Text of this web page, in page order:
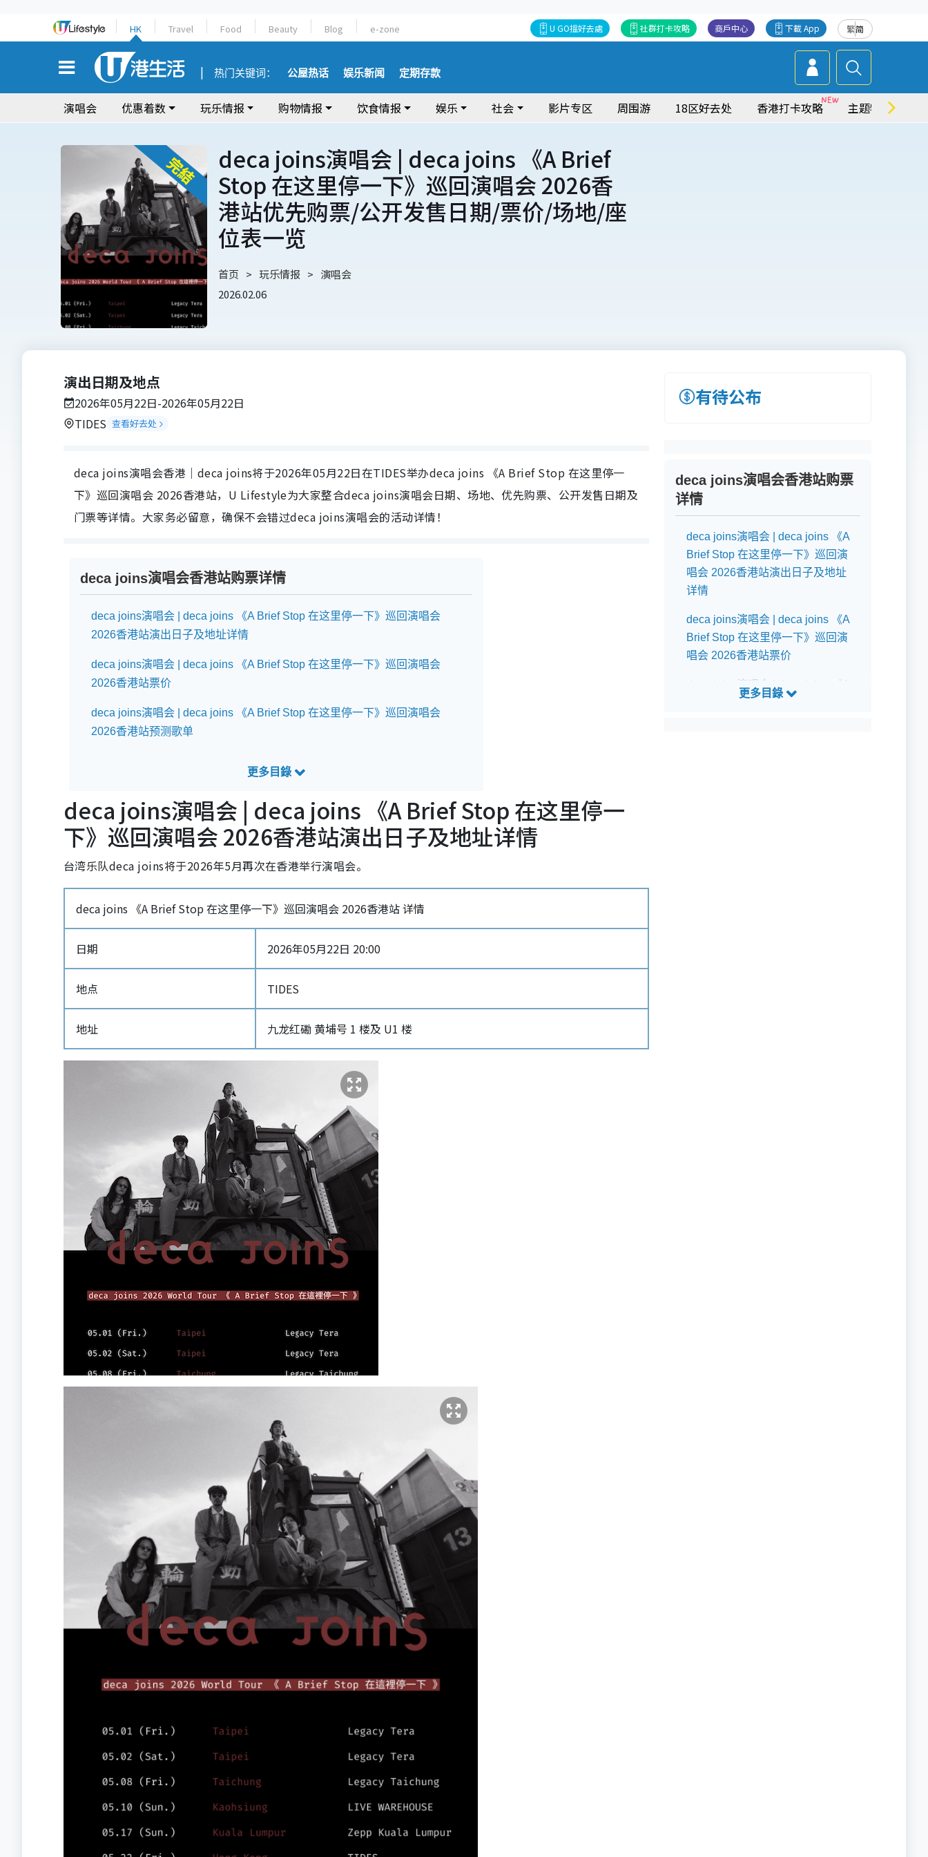
HK Travel Food Beauty Blog e-zone 繁简
下載 App
商戶中心
社群打卡攻略
U GO搵好去處
热门关键词： 公屋热话 娱乐新闻 定期存款
演唱会 优惠着数 玩乐情报 购物情报 饮食情报 娱乐 社会 影片专区 周围游 18区好去处 香港打卡攻略 主题特集
deca joins演唱会 | deca joins 《A Brief
Stop 在这里停一下》巡回演唱会 2026香
港站优先购票/公开发售日期/票价/场地/座
位表一览
首页 玩乐情报
演唱会
2026.02.06
演出日期及地点
2026年05月22日-2026年05月22日
TIDES 查看好去处
deca joins演唱会香港｜deca joins将于2026年05月22日在TIDES举办deca joins 《A Brief Stop 在这里停一
下》巡回演唱会 2026香港站，U Lifestyle为大家整合deca joins演唱会日期、场地、优先购票、公开发售日期及
门票等详情。大家务必留意，确保不会错过deca joins演唱会的活动详情！
deca joins演唱会香港站购票详情
deca joins演唱会 | deca joins 《A Brief Stop 在这里停一下》巡回演唱会
2026香港站演出日子及地址详情
deca joins演唱会 | deca joins 《A Brief Stop 在这里停一下》巡回演唱会
2026香港站票价
deca joins演唱会 | deca joins 《A Brief Stop 在这里停一下》巡回演唱会
2026香港站预测歌单
deca joins演唱会 | deca joins 《A Brief Stop 在这里停一
下》巡回演唱会 2026香港站演出日子及地址详情
台湾乐队deca joins将于2026年5月再次在香港举行演唱会。
deca joins 《A Brief Stop 在这里停一下》巡回演唱会 2026香港站 详情
日期 2026年05月22日 20:00
地点 TIDES
地址 九龙红磡 黄埔号 1 楼及 U1 楼
有待公布
deca joins演唱会香港站购票
详情
deca joins演唱会 | deca joins 《A
Brief Stop 在这里停一下》巡回演
唱会 2026香港站演出日子及地址
详情
deca joins演唱会 | deca joins 《A
Brief Stop 在这里停一下》巡回演
唱会 2026香港站票价
deca joins演唱会 | deca joins 《A
Brief Stop 在这里停一下》巡回演